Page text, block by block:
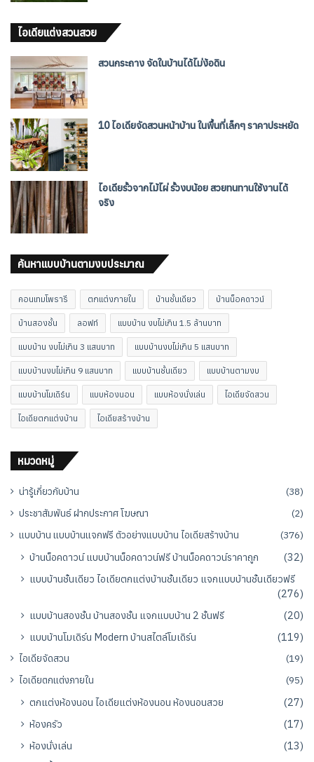
ไอเดียแต่งสวนสวย
สวนกระถาง จัดในบ้านได้ไม่ง้อดิน
10 ไอเดียจัดสวนหน้าบ้าน ในพื้นที่เล็กๆ ราคาประหยัด
ไอเดียรั้วจากไม้ไผ่ รั้วงบน้อย สวยทนทานใช้งานได้
จริง
ค้นหาแบบบ้านตามงบประมาณ
คอนเทมโพรารี ตกแต่งภายใน บ้านชั้นเดียว บ้านน็อคดาวน์
บ้านสองชั้น ลอฟท์ แบบบ้าน งบไม่เกิน 1.5 ล้านบาท
แบบบ้าน งบไม่เกิน 3 แสนบาท แบบบ้านงบไม่เกิน 5 แสนบาท
แบบบ้านงบไม่เกิน 9 แสนบาท แบบบ้านชั้นเดียว แบบบ้านตามงบ
แบบบ้านโมเดิร์น แบบห้องนอน แบบห้องนั่งเล่น ไอเดียจัดสวน
ไอเดียตกแต่งบ้าน ไอเดียสร้างบ้าน
หมวดหมู่
น่ารู้เกี่ยวกับบ้าน
(38)
ประชาสัมพันธ์ ฝากประกาศ โฆษณา
(2)
แบบบ้าน แบบบ้านแจกฟรี ตัวอย่างแบบบ้าน ไอเดียสร้างบ้าน
(376)
บ้านน็อคดาวน์ แบบบ้านน็อคดาวน์ฟรี บ้านน็อคดาวน์ราคาถูก
(32)
แบบบ้านชั้นเดียว ไอเดียตกแต่งบ้านชั้นเดียว แจกแบบบ้านชั้นเดียวฟรี
(276)
แบบบ้านสองชั้น บ้านสองชั้น แจกแบบบ้าน 2 ชั้นฟรี
(20)
แบบบ้านโมเดิร์น Modern บ้านสไตล์โมเดิร์น
(119)
ไอเดียจัดสวน
(19)
ไอเดียตกแต่งภายใน
(95)
ตกแต่งห้องนอน ไอเดียแต่งห้องนอน ห้องนอนสวย
(27)
ห้องครัว
(17)
ห้องนั่งเล่น
(13)